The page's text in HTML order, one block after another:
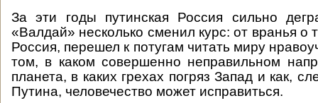
За эти годы путинская Россия сильно
«Валдай» несколько сменил курс: от вранья о
Россия, перешел к потугам читать миру
том, в каком совершенно неправильном
планета, в каких грехах погряз Запад и как,
Путина, человечество может исправиться.